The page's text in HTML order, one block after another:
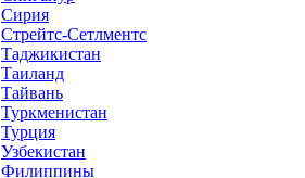
Сирия
Стрейтс-Сетлментс
Таджикистан
Таиланд
Тайвань
Туркменистан
Турция
Узбекистан
Филиппины